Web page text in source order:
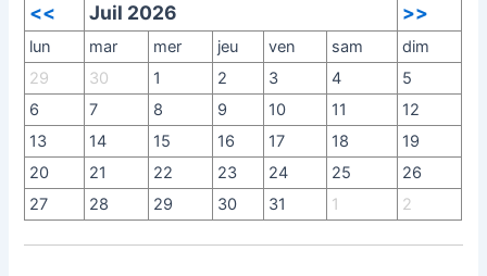
<< Juil 2026 >>
lun mar mer jeu ven sam
dim
29
30 1 2 3 4
5
6
7 8 9 10 11
12
13
14 15 16 17 18
19
20
21 22 23 24 25
26
27
28 29 30 31 1 2